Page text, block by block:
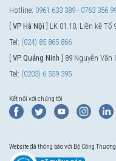
Hotline: 0961 633 389 - 0763 356
VP Hà Nội ] LK 01.10, Liền kề
Tel: (024) 85 865 866
VP Quảng Ninh ] 89 Nguyễn
Tel: (0203) 6 559 395
Kết nối với chúng tôi
Website đã thông báo với Bộ Công Thương